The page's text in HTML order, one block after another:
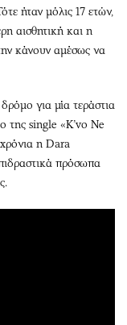
ήταν μόλις 17 ετών,
αισθητική και η
κάνουν αμέσως να
για μία τεράστια
της single «K’vo Ne
η Dara
πρόσωπα